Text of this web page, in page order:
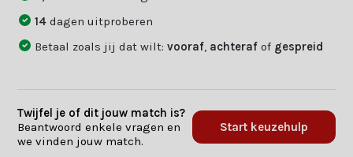
14dagen uitproberen
Betaal zoals jij dat wilt:vooraf achteraf of gespreid
Twijfel je of dit jouw match is?
Beantwoord enkele vragen en
we vinden jouw match.
Start keuzehulp